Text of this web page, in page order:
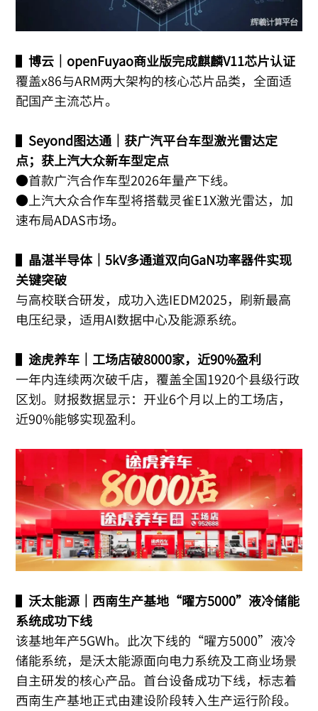
▌博云｜openFuyao商业版完成麒麟V11芯片认证
覆盖x86与ARM两大架构的核心芯片品类，全面适
配国产主流芯片。
▌ Seyond图达通｜获广汽平台车型激光雷达定
点；获上汽大众新车型定点
●首款广汽合作车型2026年量产下线。
●上汽大众合作车型将搭载灵雀E1X激光雷达，加
速布局ADAS市场。
▌ 晶湛半导体｜5kV多通道双向GaN功率器件实现
关键突破
与高校联合研发，成功入选IEDM2025，刷新最高
电压纪录，适用AI数据中心及能源系统。
▌ 途虎养车｜工场店破8000家，近90%盈利
一年内连续两次破千店，覆盖全国1920个县级行政
区划。财报数据显示：开业6个月以上的工场店，
近90%能够实现盈利。
▌沃太能源｜西南生产基地“曜方5000”液冷储能
系统成功下线
该基地年产5GWh。此次下线的“曜方5000”液冷
储能系统，是沃太能源面向电力系统及工商业场景
自主研发的核心产品。首台设备成功下线，标志着
西南生产基地正式由建设阶段转入生产运行阶段。